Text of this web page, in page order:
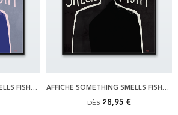
AFFICHE SOMETHING SMELLS FISHY, ORIGINAL
AFFICHE SOMETHING SMELLS FISHY, SVART
DÈS 28,95 €